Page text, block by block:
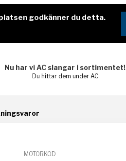
godkänner du detta.
Nu har vi AC slangar i sortimentet!
Du hittar dem under AC
MOTORKOD